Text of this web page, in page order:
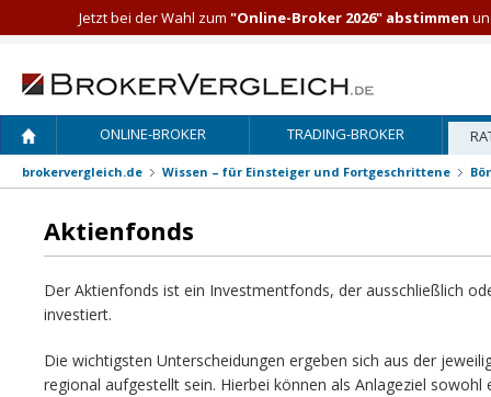
ONLINE-BROKER TRADING-BROKER
brokervergleich.de Wissen – für Einsteiger und Fortgeschrittene
Aktienfonds
Der Aktienfonds ist ein Investmentfonds, der ausschließlich
investiert.
Die wichtigsten Unterscheidungen ergeben sich aus der
regional aufgestellt sein. Hierbei können als Anlageziel sowohl
Jetzt bei der Wahl zum "Online-Broker 2026" abstimmen